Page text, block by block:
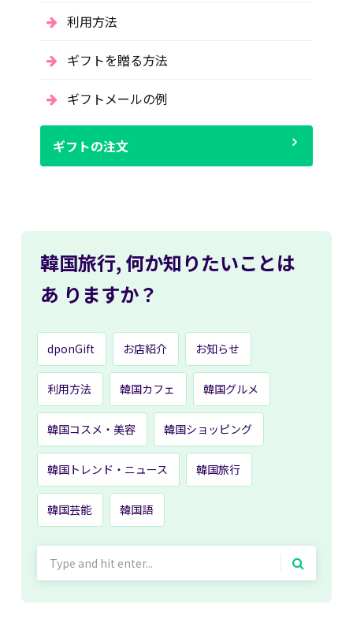
利用方法
ギフトを贈る方法
ギフトメールの例
ギフトの注文
韓国旅行, 何か知りたいことは
あ りますか？
dponGift お店紹介 お知らせ
利用方法 韓国カフェ 韓国グルメ
韓国コスメ・美容 韓国ショッピング
韓国トレンド・ニュース 韓国旅行
韓国芸能 韓国語